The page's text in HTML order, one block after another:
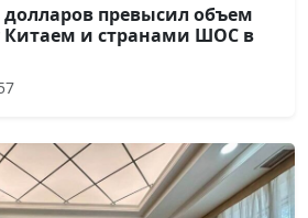
превысил объем
Китаем и странами ШОС в